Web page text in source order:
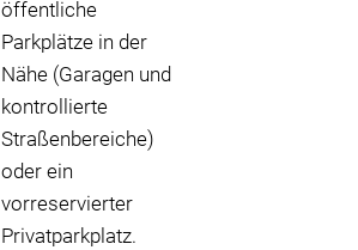
öffentliche
Parkplätze in der
Nähe (Garagen und
kontrollierte
Straßenbereiche)
oder ein
vorreservierter
Privatparkplatz.